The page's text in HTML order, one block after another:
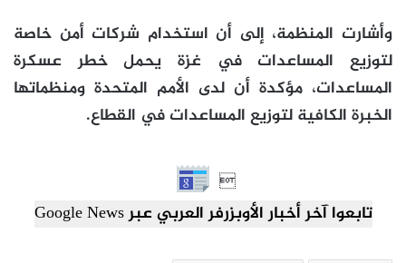
وأشارت المنظمة، إلى أن استخدام شركات أمن خاصة
لتوزيع المساعدات في غزة يحمل خطر عسكرة
المساعدات، مؤكدة أن لدى الأمم المتحدة ومنظماتها
الخبرة الكافية لتوزيع المساعدات في القطاع.

تابعوا آخر أخبار الأوبزرفر العربي عبر Google News